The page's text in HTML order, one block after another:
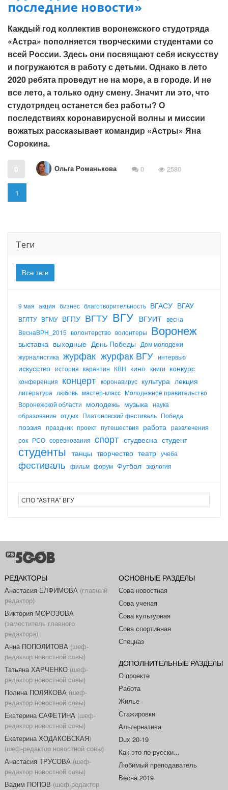
последние новости»
Каждый год коллектив воронежского студотряда
«Астра» пополняется творческими студентами со
всей России. Здесь они посвящают себя искусству
и погружаются в работу с детьми. Однако в лето
2020 ребята проведут не на море, а в городе. И не
все лето, а только одну смену. Значит ли это, что
студотрядец останется без работы? О
последствиях коронавирусной волны и миссии
вожатых рассказывает командир «Астры» Яна
Сорокина.
0 Ольга Романькова 0 2580
1
Теги
Все теги
9 мая акция бизнес благотворительность ВГАСУ ВГАУ
ВГЛТУ ВГМУ ВГПУ ВГТУ ВГУ ВГУИТ весна
ВеснаВРН_2015 волонтерство волонтеры Воронеж
выставка выходные День Победы
Дом молодежи
журналистика журфак журфак ВГУ интервью
искусство история карантин КВН кино книги конкурс
конференция концерт коронавирус культура лекция
литература любовь мастер-класс Молодежное правительство
Воронежской области молодежь музыка наука
образование отдых Платоновский фестиваль Победа
поэзия праздник проект путешествия работа развлечения
рок РСО соревнования спорт студвесна студент
студенты танцы творчество театр учеба
фестиваль фильм форум Футбол экология
РЕДАКТОРЫ
Анастасия ЕЛФИМОВА (главный
редактор)
Виктория МОРОЗОВА
(заместитель главного
редактора)
Анна ПОПОЛИТОВА (шеф-
редактор новостной совы)
Татьяна ХАРЧЕНКО(шеф-
редактор новостной совы)
Полина ПОЛЯКОВА (шеф-
редактор новостной совы)
Екатерина САФЕТИНА (шеф-
редактор новостной совы)
Екатерина ХОДАКОВСКАЯ)
(шеф-редактор новостной совы)
Анастасия ТРУСОВА (шеф-
редактор новостной совы)
Вадим ПОПОВ (шеф-редактор
ОСНОВНЫЕ РАЗДЕЛЫ
Сова новостная
Сова ученая
Сова культурная
Сова спортивная
Спецназ
ДОПОЛНИТЕЛЬНЫЕ РАЗДЕЛЫ
О проекте
Работа
Жилье
Стажировки
Альтернатива
Dux 20-19
Как это по-русски...
Любимый преподаватель
Весна 2019